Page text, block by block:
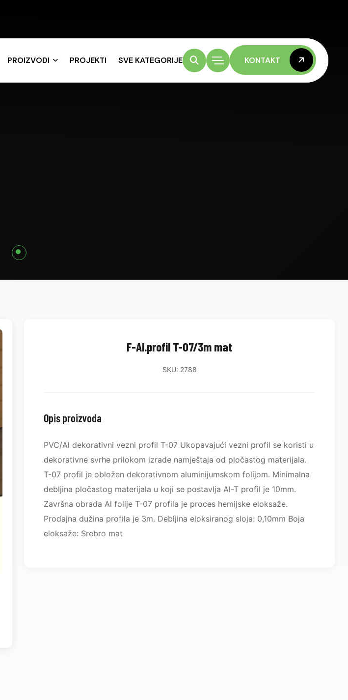
PROIZVODI PROJEKTI SVE KATEGORIJE KONTAKT
KONTAKT
F-Al.profil T-07/3m mat
SKU: 2788
Opis proizvoda
PVC/Al dekorativni vezni profil T-07 Ukopavajući vezni profil se koristi u
dekorativne svrhe prilokom izrade namještaja od pločastog materijala.
T-07 profil je obložen dekorativnom aluminijumskom folijom. Minimalna
debljina pločastog materijala u koji se postavlja Al-T profil je 10mm.
Završna obrada Al folije T-07 profila je proces hemijske eloksaže.
Prodajna dužina profila je 3m. Debljina eloksiranog sloja: 0,10mm Boja
eloksaže: Srebro mat